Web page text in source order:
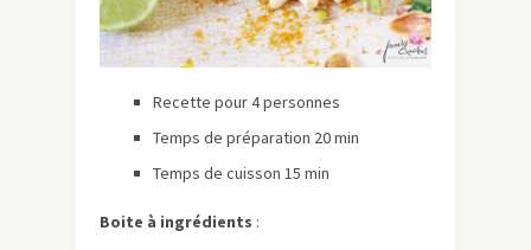
Recette pour 4 personnes
Temps de préparation 20 min
Temps de cuisson 15 min
Boite à ingrédients :